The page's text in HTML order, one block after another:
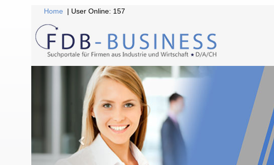
Home | User Online: 157